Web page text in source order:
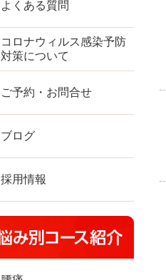
よくある質問
コロナウィルス感染予防
対策について
ご予約・お問合せ
ブログ
採用情報